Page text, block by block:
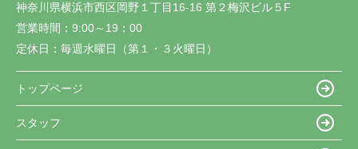
神奈川県横浜市西区岡野１丁目16-16 第２梅沢ビル５F
営業時間： 9:00～19：00
定休日： 毎週水曜日（第１・３火曜日）
トップページ
スタッフ